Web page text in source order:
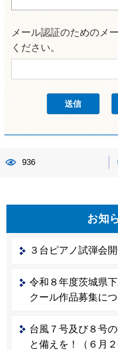
メール認証のためのメ
ください。
936
お知
３台ピアノ試弾会
令和８年度茨城県
クール作品募集に
台風７号及び８号
と備えを！（６月